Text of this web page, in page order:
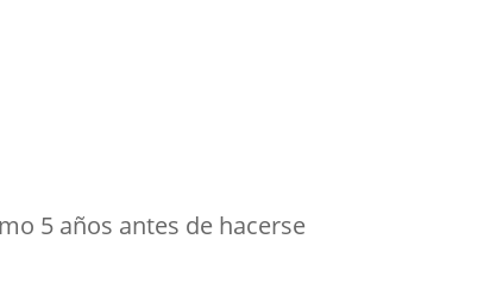
5 años antes de hacerse